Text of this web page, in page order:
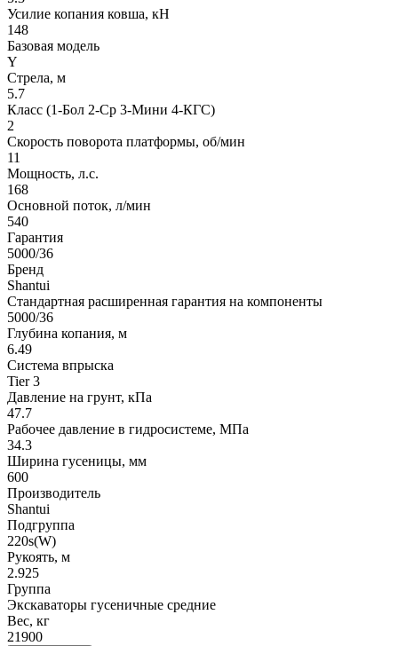
Усилие копания ковша, кН
148
Базовая модель
Y
Стрела, м
5.7
Класс (1-Бол 2-Ср 3-Мини 4-КГС)
2
Скорость поворота платформы, об/мин
11
Мощность, л.с.
168
Основной поток, л/мин
540
Гарантия
5000/36
Бренд
Shantui
Стандартная расширенная гарантия на компоненты
5000/36
Глубина копания, м
6.49
Система впрыска
Tier 3
Давление на грунт, кПа
47.7
Рабочее давление в гидросистеме, МПа
34.3
Ширина гусеницы, мм
600
Производитель
Shantui
Подгруппа
220s(W)
Рукоять, м
2.925
Группа
Экскаваторы гусеничные средние
Вес, кг
21900